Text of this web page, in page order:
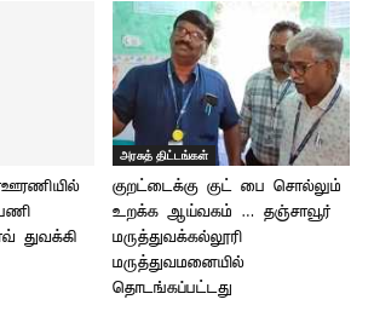
–
துவக்கி
அரசுத் திட்டங்கள்
குறட்டைக்கு குட் பை சொல்லும்
உறக்க ஆய்வகம் … தஞ்சாவூர்
மருத்துவக்கல்லூரி
மருத்துவமனையில்
தொடங்கப்பட்டது